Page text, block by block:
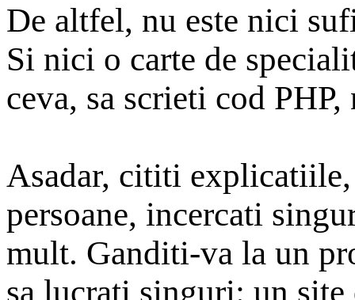
De altfel, nu este nici
Si nici o carte de
ceva, sa scrieti cod
Asadar, cititi
persoane, incercati
mult. Ganditi-va la un
sa lucrati singuri: un